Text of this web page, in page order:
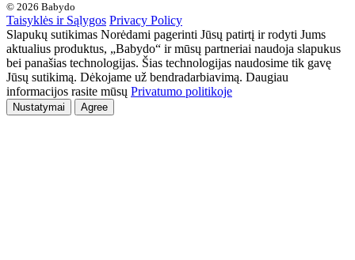
© 2026 Babydo
Taisyklės ir Sąlygos Privacy Policy
Slapukų sutikimas Norėdami pagerinti Jūsų patirtį ir rodyti Jums
aktualius produktus, „Babydo“ ir mūsų partneriai naudoja slapukus
bei panašias technologijas. Šias technologijas naudosime tik gavę
Jūsų sutikimą. Dėkojame už bendradarbiavimą. Daugiau
informacijos rasite mūsų Privatumo politikoje
Nustatymai Agree